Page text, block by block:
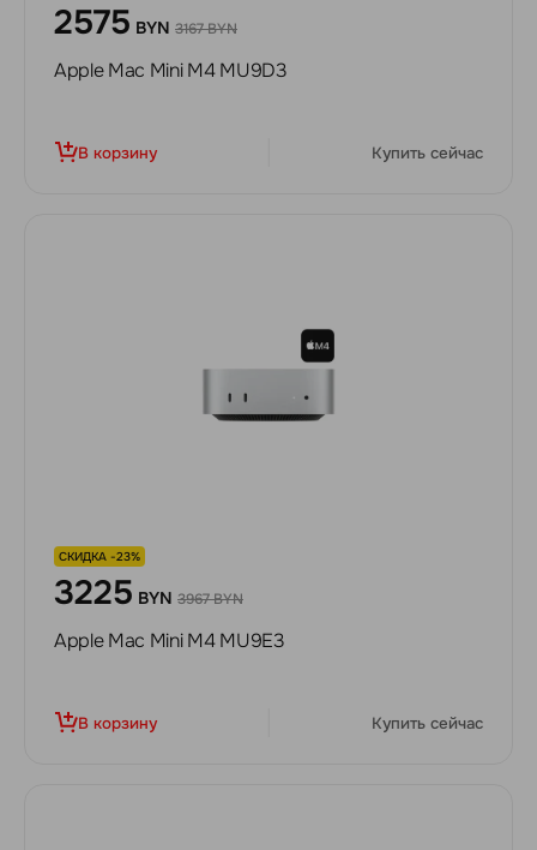
2575 BYN 3167 BYN
Apple Mac Mini M4 MU9D3
В корзину Купить сейчас
СКИДКА -23%
3225 BYN 3967 BYN
Apple Mac Mini M4 MU9E3
В корзину Купить сейчас